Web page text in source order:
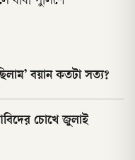
বয়ান কতটা সত্য?
চোখে জুলাই